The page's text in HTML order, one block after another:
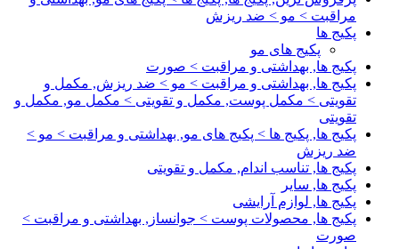
مراقبت > مو > ضد ریزش
پکیج ها
پکیج های مو
پکیج ها, بهداشتی و مراقبت > صورت
پکیج ها, بهداشتی و مراقبت > مو > ضد ریزش, مکمل و
تقویتی > مکمل پوست, مکمل و تقویتی > مکمل مو, مکمل و
تقویتی
پکیج ها, پکیج ها > پکیج های مو, بهداشتی و مراقبت > مو >
ضد ریزش
پکیج ها, تناسب اندام, مکمل و تقویتی
پکیج ها, سایر
پکیج ها, لوازم آرایشی
پکیج ها, محصولات پوست > جوانساز, بهداشتی و مراقبت >
صورت